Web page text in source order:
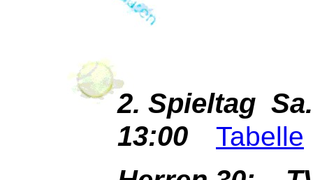
2. Spieltag
13:00
Tabelle